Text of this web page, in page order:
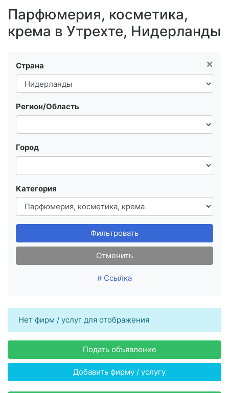
Парфюмерия, косметика,
крема в Утрехте, Нидерланды
×
Страна
Регион/Область
Город
Категория
Фильтровать
Отменить
# Ссылка
Нет фирм / услуг для отображения
Подать объявление
Добавить фирму / услугу